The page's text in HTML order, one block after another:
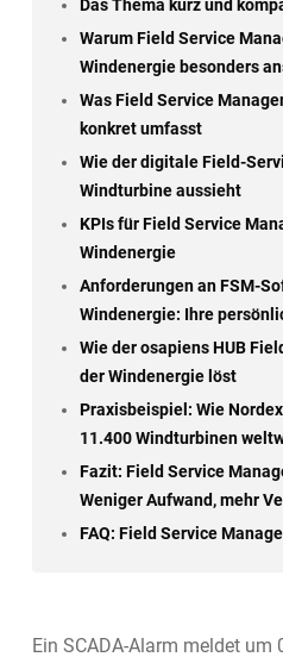
Das Thema kurz und
Warum Field Service
Windenergie besonders
Was Field Service
konkret umfasst
Wie der digitale Field-
Windturbine aussieht
KPIs für Field Service
Windenergie
Anforderungen an FSM-
Windenergie: Ihre
Wie der osapiens HUB
der Windenergie löst
Praxisbeispiel: Wie
11.400 Windturbinen
Fazit: Field Service
Weniger Aufwand, mehr
FAQ: Field Service
Ein SCADA-Alarm meldet um